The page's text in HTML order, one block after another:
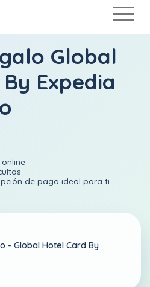
Global
Expedia
de pago ideal para ti
-Global Hotel Card By